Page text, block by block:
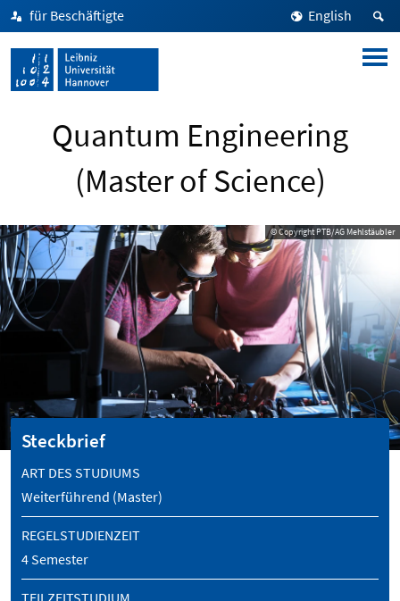
für Beschäftigte English
Quantum Engineering
(Master of Science)
© Copyright PTB/AG Mehlstäubler
Steckbrief
ART DES STUDIUMS
Weiterführend (Master)
REGELSTUDIENZEIT
4 Semester